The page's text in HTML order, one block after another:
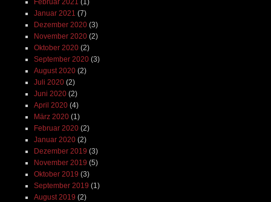
Februar 2021 (1)
Januar 2021 (7)
Dezember 2020(3)
November 2020(2)
Oktober 2020(2)
September 2020(3)
August 2020(2)
Juli 2020(2)
Juni 2020(2)
April 2020(4)
März 2020(1)
Februar 2020(2)
Januar 2020(2)
Dezember 2019 (3)
November 2019 (5)
Oktober 2019 (3)
September 2019 (1)
August 2019 (2)